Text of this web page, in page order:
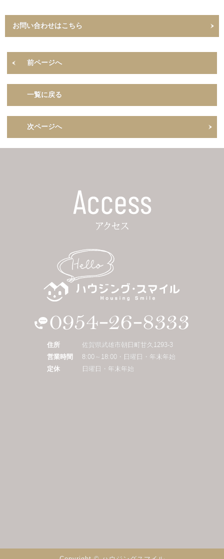
お問い合わせはこちら
前ページへ
一覧に戻る
次ページへ
住所
佐賀県武雄市朝日町甘久1293-3
営業時間
8:00～18:00・日曜日・年末年始
定休
日曜日・年末年始